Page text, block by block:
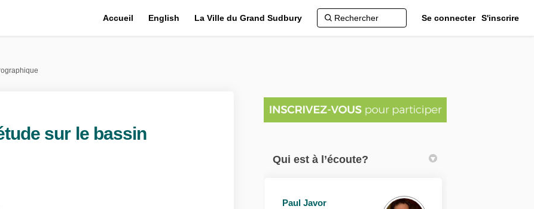
Accueil English La Ville du Grand Sudbury Se connecter S'inscrire
sur le bassin
plus – étude sur le bassin hydrographique sur Facebook
en plus – étude sur le bassin hydrographique sur Twitter
en plus – étude sur le bassin hydrographique sur Linkedin
en plus – étude sur le bassin hydrographique lien
Qui est à l’écoute?
Paul Javor